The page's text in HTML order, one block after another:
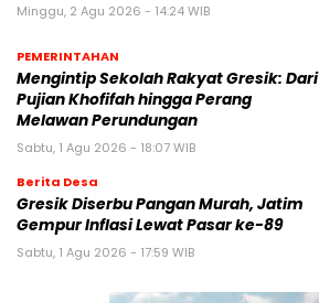
Minggu, 2 Agu 2026 - 14:24 WIB
PEMERINTAHAN
Mengintip Sekolah Rakyat Gresik: Dari
Pujian Khofifah hingga Perang
Melawan Perundungan
Sabtu, 1 Agu 2026 - 18:07 WIB
Berita Desa
Gresik Diserbu Pangan Murah, Jatim
Gempur Inflasi Lewat Pasar ke-89
Sabtu, 1 Agu 2026 - 17:59 WIB